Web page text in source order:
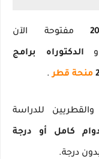
مفتوحة الآن
الدكتوراه برامج
منحة قطر.
للدراسة
كامل أو درجة
درجة.